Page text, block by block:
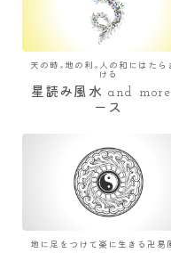
天の時×地の利×人の和にはたら
ける
星読み風水 and more
ース
地に足をつけて楽に生きる卍易